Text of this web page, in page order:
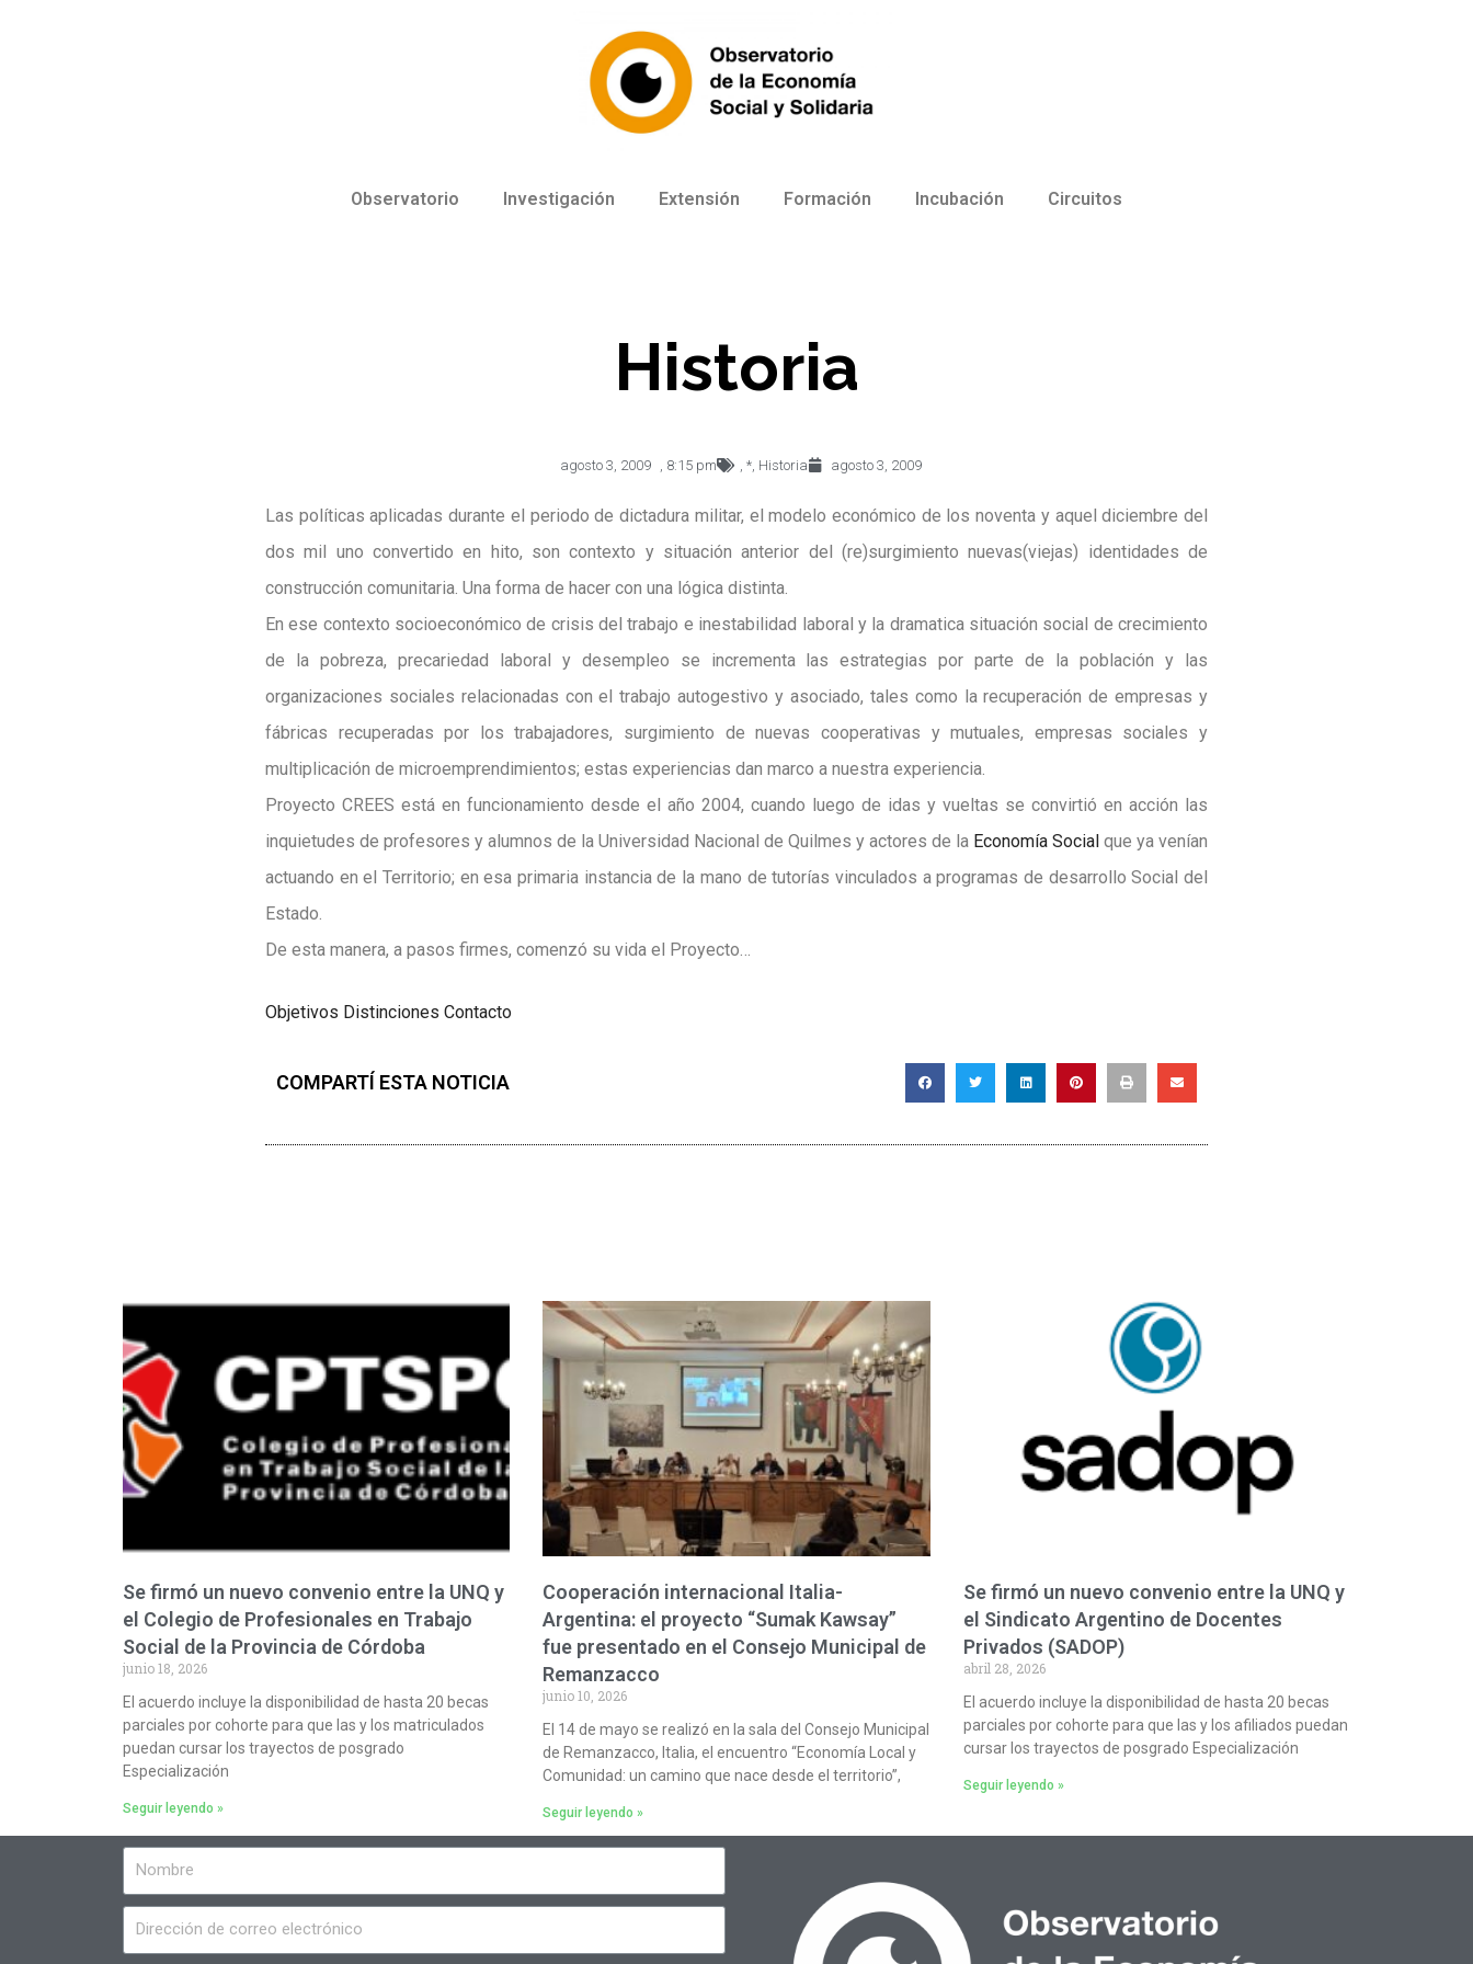
Observatorio Investigación Extensión Formación Incubación Circuitos
Historia
agosto 3, 2009 8:15 pm * Historia agosto 3, 2009
Las políticas aplicadas durante el periodo de dictadura militar, el modelo económico de los noventa y aquel diciembre del
dos mil uno convertido en hito, son contexto y situación anterior del (re)surgimiento nuevas(viejas) identidades de
construcción comunitaria. Una forma de hacer con una lógica distinta.
En ese contexto socioeconómico de crisis del trabajo e inestabilidad laboral y la dramatica situación social de crecimiento
de la pobreza, precariedad laboral y desempleo se incrementa las estrategias por parte de la población y las
organizaciones sociales relacionadas con el trabajo autogestivo y asociado, tales como la recuperación de empresas y
fábricas recuperadas por los trabajadores, surgimiento de nuevas cooperativas y mutuales, empresas sociales y
multiplicación de microemprendimientos; estas experiencias dan marco a nuestra experiencia.
Proyecto CREES está en funcionamiento desde el año 2004, cuando luego de idas y vueltas se convirtió en acción las
inquietudes de profesores y alumnos de la Universidad Nacional de Quilmes y actores de la Economía Social que ya venían
actuando en el Territorio; en esa primaria instancia de la mano de tutorías vinculados a programas de desarrollo Social del
Estado.
De esta manera, a pasos firmes, comenzó su vida el Proyecto…
Objetivos Distinciones Contacto
COMPARTÍ ESTA NOTICIA
Se firmó un nuevo convenio entre la UNQ y
el Colegio de Profesionales en Trabajo
Social de la Provincia de Córdoba
junio 18, 2026
El acuerdo incluye la disponibilidad de hasta 20 becas
parciales por cohorte para que las y los matriculados
puedan cursar los trayectos de posgrado
Especialización
Seguir leyendo »
Cooperación internacional Italia-
Argentina: el proyecto “Sumak Kawsay”
fue presentado en el Consejo Municipal de
Remanzacco
junio 10, 2026
El 14 de mayo se realizó en la sala del Consejo Municipal
de Remanzacco, Italia, el encuentro “Economía Local y
Comunidad: un camino que nace desde el territorio”,
Seguir leyendo »
Se firmó un nuevo convenio entre la UNQ y
el Sindicato Argentino de Docentes
Privados (SADOP)
abril 28, 2026
El acuerdo incluye la disponibilidad de hasta 20 becas
parciales por cohorte para que las y los afiliados puedan
cursar los trayectos de posgrado Especialización
Seguir leyendo »